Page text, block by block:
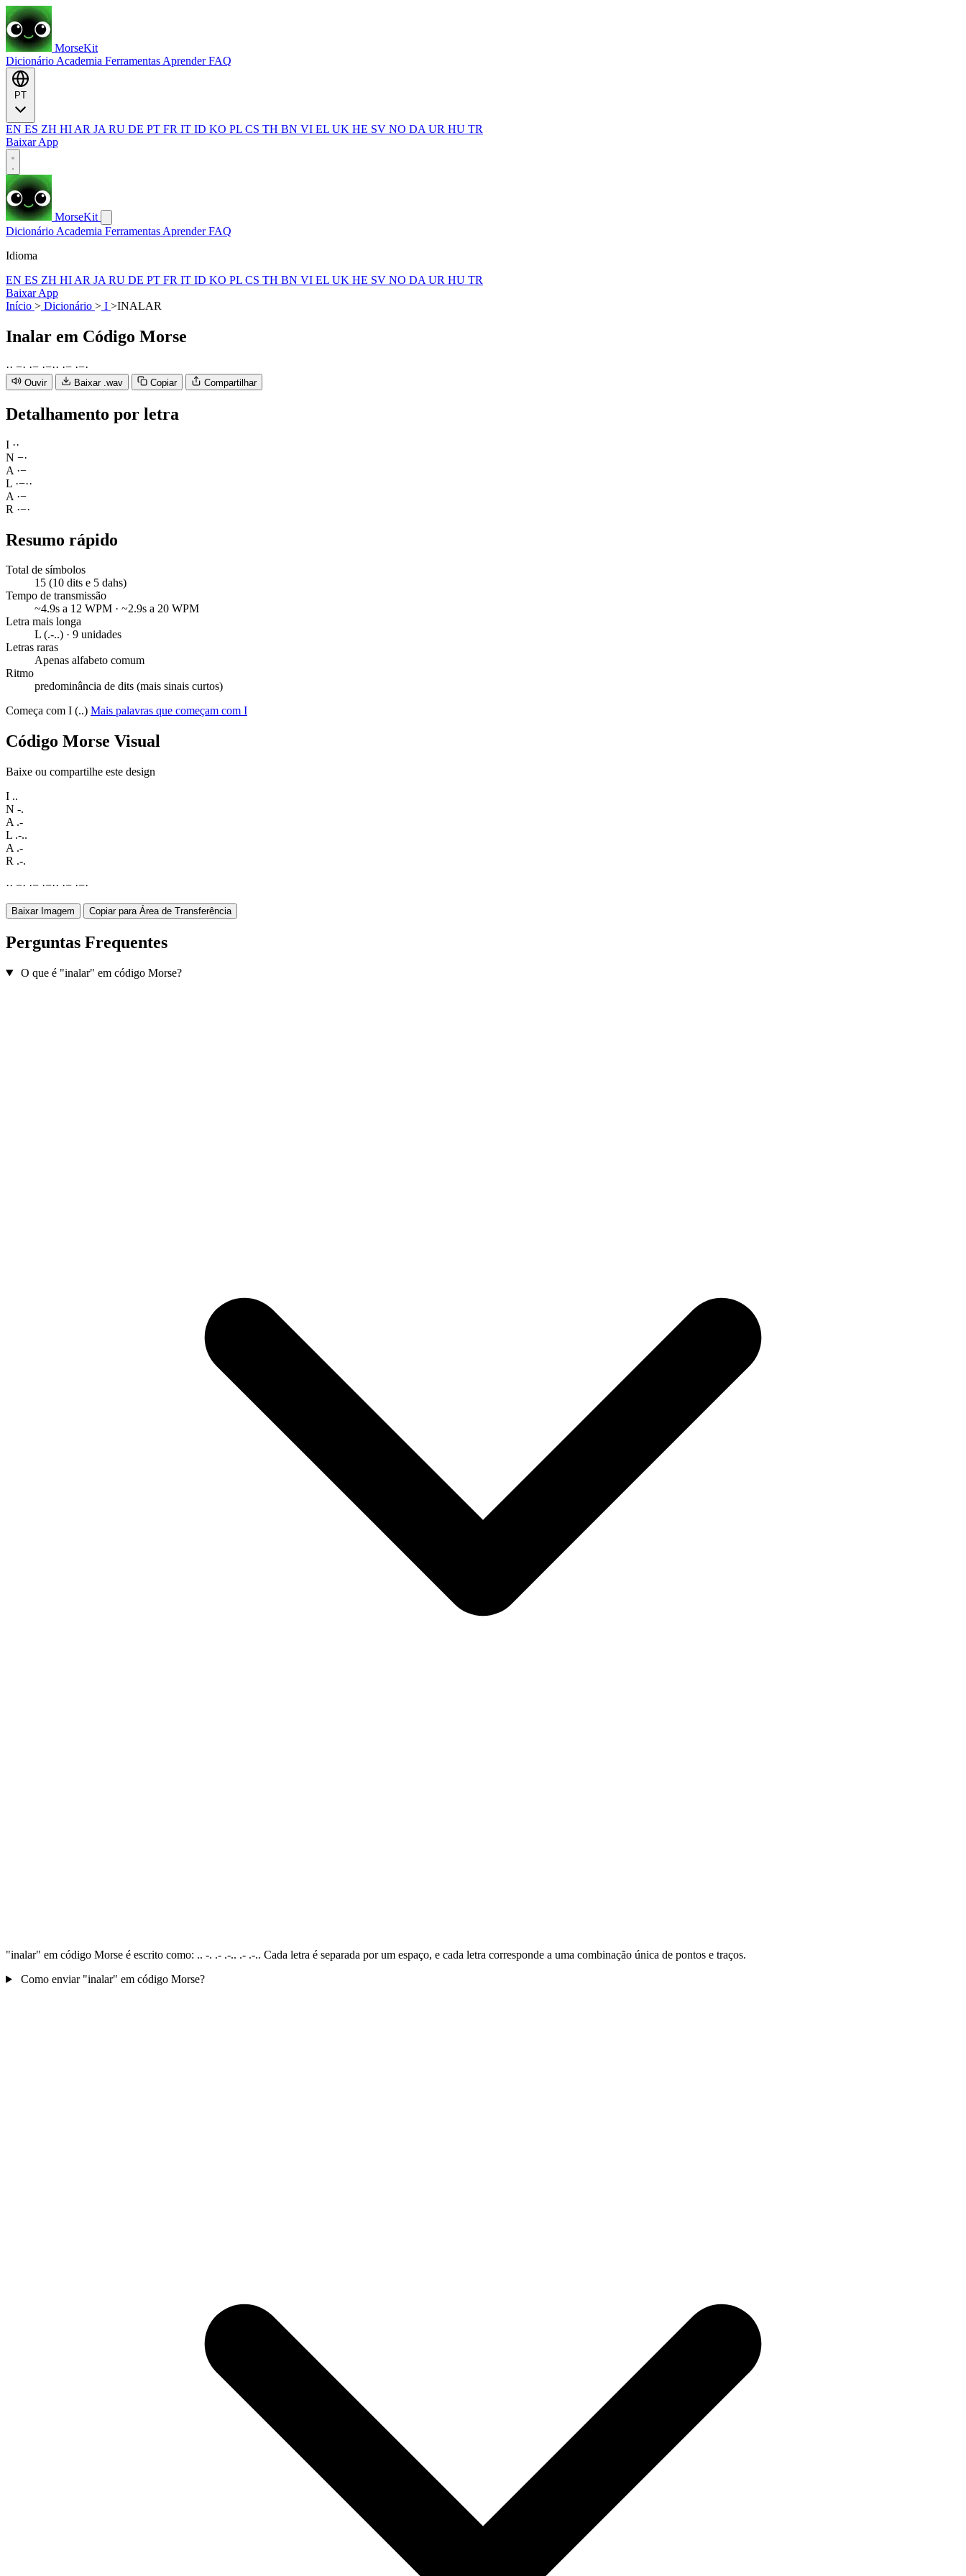
MorseKit
Dicionário Academia Ferramentas AprenderFAQ
EN ES ZH HI AR JA RU DE PT FR IT ID KO PL CS TH BN VI EL UK HE SV NO DA UR HU TR
Baixar App
MorseKit
Dicionário Academia Ferramentas AprenderFAQ
Idioma
EN ES ZH HI AR JA RU DE PT FR IT ID KO PL CS TH BN VI EL UK HE SV NO DA UR HU TR
Baixar App
Início > Dicionário > I >INALAR
Inalar em Código Morse
·· −· ·− ·−·· ·− ·−·
Ouvir Baixar .wav Copiar Compartilhar
Detalhamento por letra
I ··
N −·
A ·−
L ·−··
A ·−
R ·−·
Resumo rápido
Total de símbolos
15 (10 dits e 5 dahs)
Tempo de transmissão
~4.9s a 12 WPM · ~2.9s a 20 WPM
Letra mais longa
L (.-..) · 9 unidades
Letras raras
Apenas alfabeto comum
Ritmo
predominância de dits (mais sinais curtos)
Começa com I (..) Mais palavras que começam com I
Código Morse Visual
Baixe ou compartilhe este design
I ..
N -.
A .-
L .-..
A .-
R .-.
·· −· ·− ·−·· ·− ·−·
Baixar Imagem Copiar para Área de Transferência
Perguntas Frequentes
O que é "inalar" em código Morse?
"inalar" em código Morse é escrito como: .. -. .- .-.. .- .-.. Cada letra é separada por um espaço, e cada letra corresponde a uma combinação única de pontos e traços.
Como enviar "inalar" em código Morse?